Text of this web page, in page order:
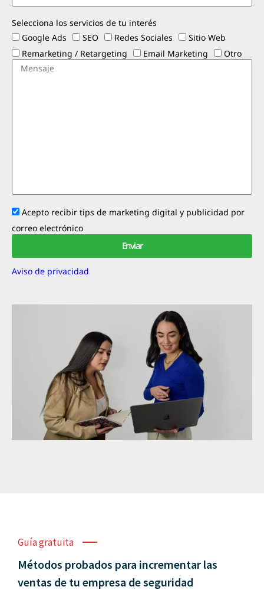
Selecciona los servicios de tu interés
Google Ads
SEO Redes Sociales
Sitio Web
Remarketing / Retargeting
Email Marketing Otro
Acepto recibir tips de marketing digital y publicidad por
correo electrónico
Enviar
Aviso de privacidad
Guía gratuita
Métodos probados para incrementar las
ventas de tu empresa de seguridad